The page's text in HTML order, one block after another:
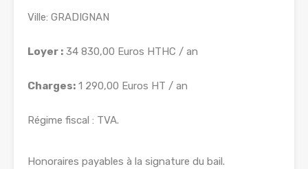
Ville: GRADIGNAN
Loyer : 34 830,00 Euros HTHC / an
Charges: 1 290,00 Euros HT / an
Régime fiscal : TVA.
Honoraires payables à la signature du bail.